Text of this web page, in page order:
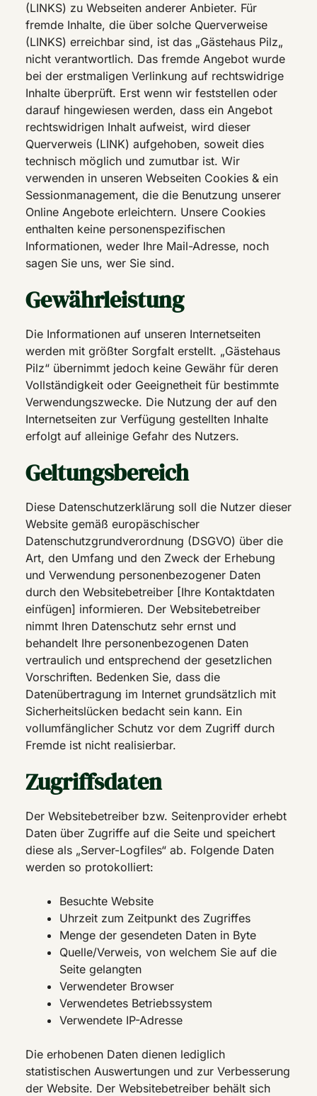
(LINKS) zu Webseiten anderer Anbieter. Für
fremde Inhalte, die über solche Querverweise
(LINKS) erreichbar sind, ist das „Gästehaus Pilz„
nicht verantwortlich. Das fremde Angebot wurde
bei der erstmaligen Verlinkung auf rechtswidrige
Inhalte überprüft. Erst wenn wir feststellen oder
darauf hingewiesen werden, dass ein Angebot
rechtswidrigen Inhalt aufweist, wird dieser
Querverweis (LINK) aufgehoben, soweit dies
technisch möglich und zumutbar ist. Wir
verwenden in unseren Webseiten Cookies & ein
Sessionmanagement, die die Benutzung unserer
Online Angebote erleichtern. Unsere Cookies
enthalten keine personenspezifischen
Informationen, weder Ihre Mail-Adresse, noch
sagen Sie uns, wer Sie sind.
Gewährleistung
Die Informationen auf unseren Internetseiten
werden mit größter Sorgfalt erstellt. „Gästehaus
Pilz“ übernimmt jedoch keine Gewähr für deren
Vollständigkeit oder Geeignetheit für bestimmte
Verwendungszwecke. Die Nutzung der auf den
Internetseiten zur Verfügung gestellten Inhalte
erfolgt auf alleinige Gefahr des Nutzers.
Geltungsbereich
Diese Datenschutzerklärung soll die Nutzer dieser
Website gemäß europäschischer
Datenschutzgrundverordnung (DSGVO) über die
Art, den Umfang und den Zweck der Erhebung
und Verwendung personenbezogener Daten
durch den Websitebetreiber [Ihre Kontaktdaten
einfügen] informieren. Der Websitebetreiber
nimmt Ihren Datenschutz sehr ernst und
behandelt Ihre personenbezogenen Daten
vertraulich und entsprechend der gesetzlichen
Vorschriften. Bedenken Sie, dass die
Datenübertragung im Internet grundsätzlich mit
Sicherheitslücken bedacht sein kann. Ein
vollumfänglicher Schutz vor dem Zugriff durch
Fremde ist nicht realisierbar.
Zugriffsdaten
Der Websitebetreiber bzw. Seitenprovider erhebt
Daten über Zugriffe auf die Seite und speichert
diese als „Server-Logfiles“ ab. Folgende Daten
werden so protokolliert:
Besuchte Website
Uhrzeit zum Zeitpunkt des Zugriffes
Menge der gesendeten Daten in Byte
Quelle/Verweis, von welchem Sie auf die
Seite gelangten
Verwendeter Browser
Verwendetes Betriebssystem
Verwendete IP-Adresse
Die erhobenen Daten dienen lediglich
statistischen Auswertungen und zur Verbesserung
der Website. Der Websitebetreiber behält sich